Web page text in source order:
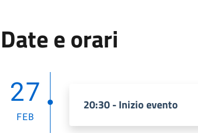
Date e orari
27
FEB
20:30 - Inizio evento